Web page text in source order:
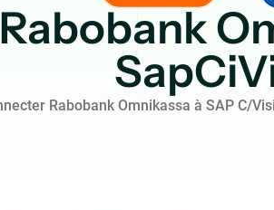
Rabobank
Rabobank Omnikassa à SAP C/